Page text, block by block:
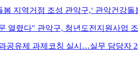
지역거점 조성 관악구,‘ 관악건강돌
열렸다" 관악구, 청년도전지원사업
공유제 과제코칭 실시…실무 담당자